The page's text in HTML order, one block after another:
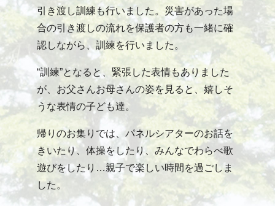
引き渡し訓練も行いました。災害があった場
合の引き渡しの流れを保護者の方も一緒に確
認しながら、訓練を行いました。
“訓練”となると、緊張した表情もありました
が、お父さんお母さんの姿を見ると、嬉しそ
うな表情の子ども達。
帰りのお集りでは、パネルシアターのお話を
きいたり、体操をしたり、みんなでわらべ歌
遊びをしたり…親子で楽しい時間を過ごしま
した。